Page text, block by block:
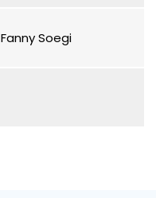
Fanny Soegi